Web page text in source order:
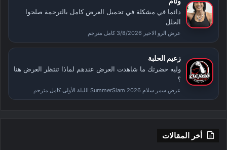
دائما في مشكلة في تحميل العرض كامل بالترجمة صلحوا
الخلل
عرض الرو الاخير 3/8/2026 كامل مترجم
زعيم الحلبة
وليه حضرتك ما شاهدت العرض عندهم لماذا تنتظر العرض هنا
؟
عرض سمر سلام SummerSlam 2026 الليلة الأولى كامل مترجم
أخر المقالات